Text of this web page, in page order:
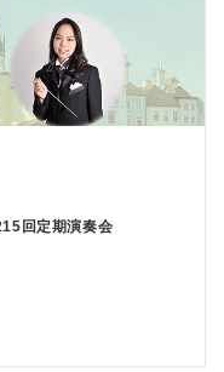
回定期演奏会